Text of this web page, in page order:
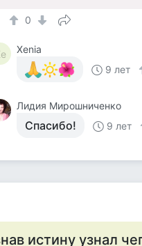
0
Xenia
9 лет
Лидия Мирошниченко
Спасибо! 9 лет
истину узнал